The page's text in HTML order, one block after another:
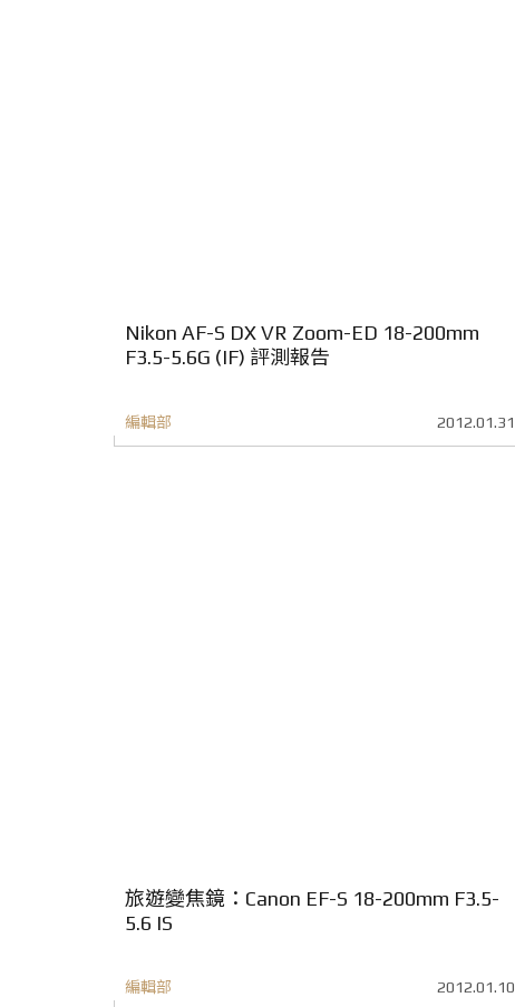
Nikon AF-S DX VR Zoom-ED 18-200mm
F3.5-5.6G (IF) 評測報告
編輯部 2012.01.31
旅遊變焦鏡：Canon EF-S 18-200mm F3.5-
5.6 IS
編輯部 2012.01.10